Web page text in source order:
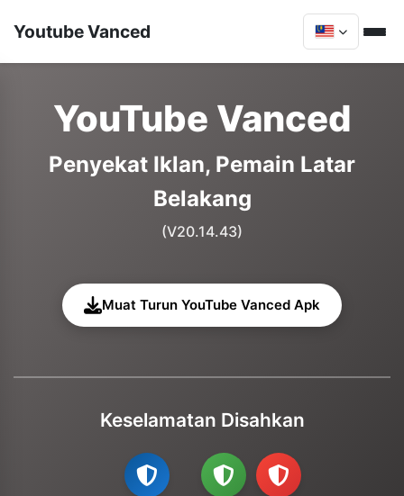
Youtube Vanced
YouTube Vanced
Penyekat Iklan, Pemain Latar
Belakang
(V20.14.43)
Muat Turun YouTube Vanced Apk
Keselamatan Disahkan